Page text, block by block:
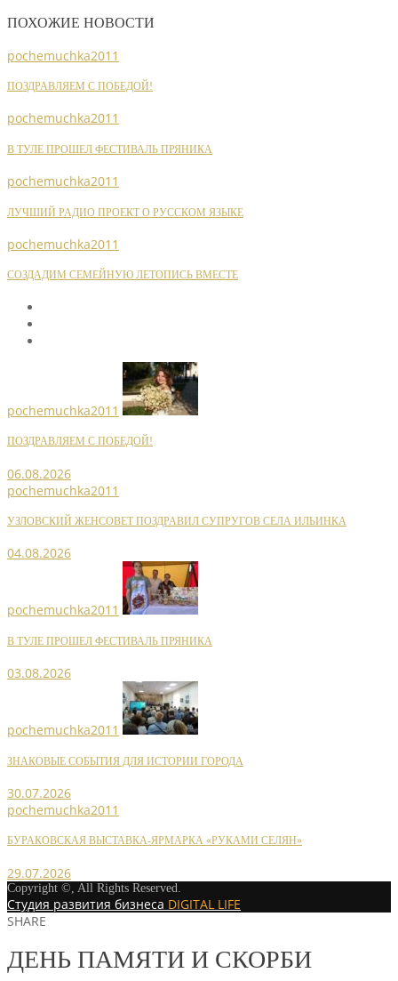
ПОХОЖИЕ НОВОСТИ
pochemuchka2011
ПОЗДРАВЛЯЕМ С ПОБЕДОЙ!
pochemuchka2011
В ТУЛЕ ПРОШЕЛ ФЕСТИВАЛЬ ПРЯНИКА
pochemuchka2011
ЛУЧШИЙ РАДИО ПРОЕКТ О РУССКОМ ЯЗЫКЕ
pochemuchka2011
СОЗДАДИМ СЕМЕЙНУЮ ЛЕТОПИСЬ ВМЕСТЕ
pochemuchka2011
ПОЗДРАВЛЯЕМ С ПОБЕДОЙ!
06.08.2026
pochemuchka2011
УЗЛОВСКИЙ ЖЕНСОВЕТ ПОЗДРАВИЛ СУПРУГОВ СЕЛА ИЛЬИНКА
04.08.2026
pochemuchka2011
В ТУЛЕ ПРОШЕЛ ФЕСТИВАЛЬ ПРЯНИКА
03.08.2026
pochemuchka2011
ЗНАКОВЫЕ СОБЫТИЯ ДЛЯ ИСТОРИИ ГОРОДА
30.07.2026
pochemuchka2011
БУРАКОВСКАЯ ВЫСТАВКА-ЯРМАРКА «РУКАМИ СЕЛЯН»
29.07.2026
Copyright ©, All Rights Reserved.
Студия развития бизнеса DIGITAL LIFE
SHARE
ДЕНЬ ПАМЯТИ И СКОРБИ